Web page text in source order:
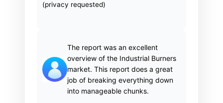
(privacy requested)
The report was an excellent
overview of the Industrial Burners
market. This report does a great
job of breaking everything down
into manageable chunks.